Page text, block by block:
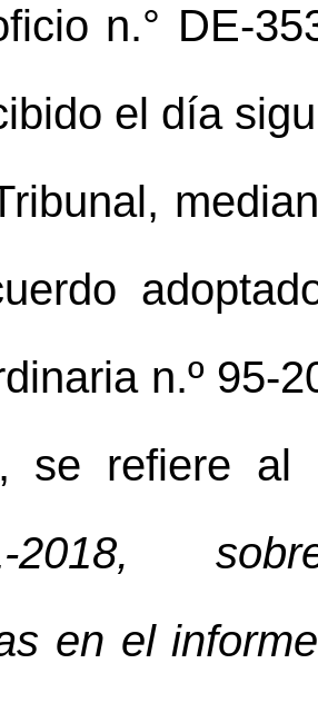
n.° DE-
el día
n.º 95-
se refiere al
2018,
en el